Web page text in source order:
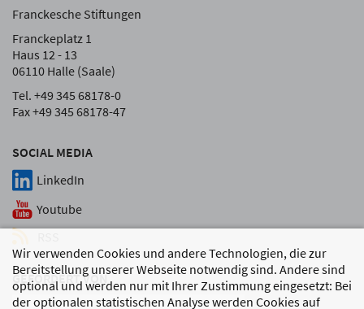
Wir verwenden Cookies und andere Technologien, die zur
Bereitstellung unserer Webseite notwendig sind. Andere sind
optional und werden nur mit Ihrer Zustimmung eingesetzt: Bei
der optionalen statistischen Analyse werden Cookies auf
SOCIAL MEDIA
LinkedIn
Youtube
Franckesche Stiftungen
Franckeplatz 1
Haus 12 - 13
06110 Halle (Saale)
Tel. +49 345 68178-0
Fax +49 345 68178-47
GEFÖRDERT VON